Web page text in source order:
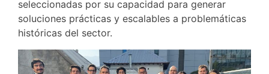
seleccionadas por su capacidad para generar
soluciones prácticas y escalables a problemáticas
históricas del sector.